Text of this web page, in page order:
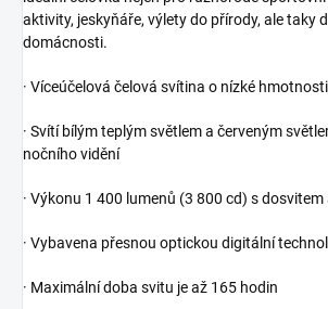
aktivity, jeskyňáře, výlety do přírody, ale taky
domácnosti.
· Víceúčelová čelová svítina o nízké hmotnosti
· Svítí bílým teplým světlem a červeným
nočního vidění
· Výkonu 1 400 lumenů (3 800 cd) s
· Vybavena přesnou optickou digitální
· Maximální doba svitu je až 165 hodin